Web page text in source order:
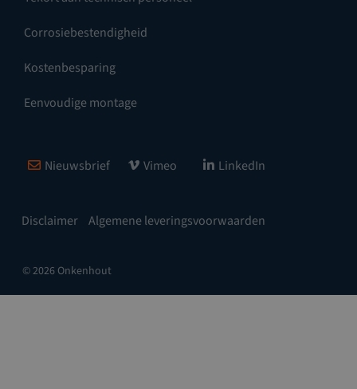
Corrosiebestendigheid
Kostenbesparing
Eenvoudige montage
Disclaimer Algemene leveringsvoorwaarden
Nieuwsbrief Vimeo LinkedIn
© 2026 Onkenhout